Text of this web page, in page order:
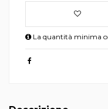
La quantità minima